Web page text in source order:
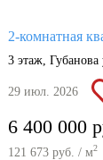
2-комнатная
3 этаж, Губанова
29 июл. 2026
6 400 000
121 673 руб. / м2